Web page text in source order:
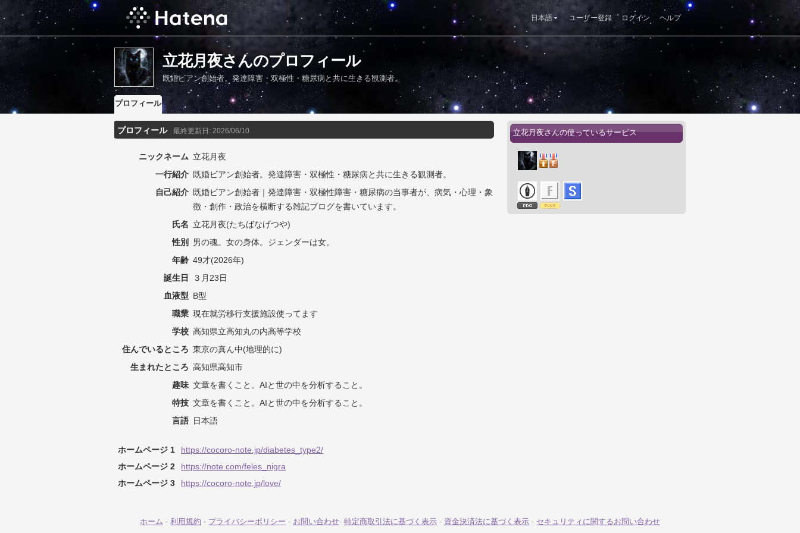
日本語 ユーザー登録 ログイン ヘルプ
立花月夜さんのプロフィール
既婚ビアン創始者。発達障害・双極性・糖尿病と共に生きる観測者。
プロフィール
プロフィール 最終更新日: 2026/06/10
ニックネーム 立花月夜
一行紹介 既婚ビアン創始者。発達障害・双極性・糖尿病と共に生きる観測者。
自己紹介 既婚ビアン創始者｜発達障害・双極性障害・糖尿病の当事者が、病気・心理・象
徴・創作・政治を横断する雑記ブログを書いています。
氏名 立花月夜(たちばなげつや)
性別
男の魂。女の身体。ジェンダーは女。
年齢 49才(2026年)
誕生日
３月23日
血液型 B型
職業 現在就労移行支援施設使ってます
学校 高知県立高知丸の内高等学校
住んでいるところ 東京の真ん中(地理的に)
生まれたところ 高知県高知市
趣味 文章を書くこと。AIと世の中を分析すること。
特技 文章を書くこと。AIと世の中を分析すること。
言語 日本語
ホームページ 1
https://cocoro-note.jp/diabetes_type2/
ホームページ 2
https://note.com/feles_nigra
ホームページ 3
https://cocoro-note.jp/love/
立花月夜さんの使っているサービス
ホーム - 利用規約 - プライバシーポリシー - お問い合わせ- 特定商取引法に基づく表示 - 資金決済法に基づく表示 - セキュリティに関するお問い合わせ